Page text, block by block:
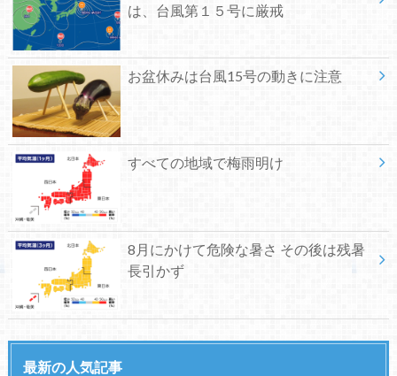
は、台風第１５号に厳戒
お盆休みは台風15号の動きに注意
すべての地域で梅雨明け
8月にかけて危険な暑さ その後は残暑
長引かず
最新の人気記事